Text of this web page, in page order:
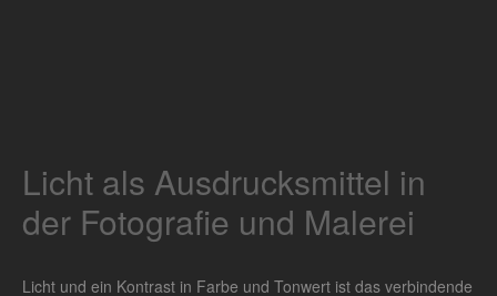
Licht als Ausdrucksmittel in
der Fotografie und Malerei
Licht und ein Kontrast in Farbe und Tonwert ist das verbindende